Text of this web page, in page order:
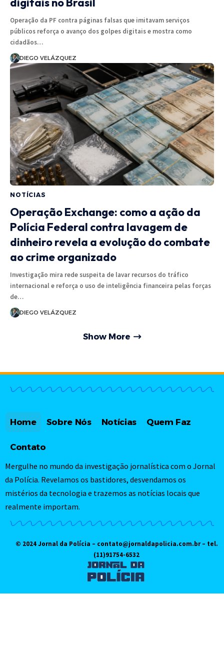
Operação da PF contra páginas falsas que imitavam serviços
públicos reforça o avanço dos golpes digitais e mostra como
cidadãos…
DIEGO VELÁZQUEZ
NOTÍCIAS
Operação Exchange: como a ação da
Polícia Federal contra lavagem de
dinheiro revela a evolução do combate
ao crime organizado
Investigação mira rede suspeita de lavar recursos do tráfico
internacional e reforça o uso de inteligência financeira pelas forças
de…
DIEGO VELÁZQUEZ
Show More
Home Sobre Nós Notícias Quem Faz
Contato
Mergulhe no mundo da investigação jornalística com o Jornal
da Polícia. Revelamos os bastidores, desvendamos os
mistérios da tecnologia e trazemos as notícias locais que
realmente importam.
© 2024 Jornal da Polícia – contato@jornaldapolicia.com.br– tel.
(11)91754-6532